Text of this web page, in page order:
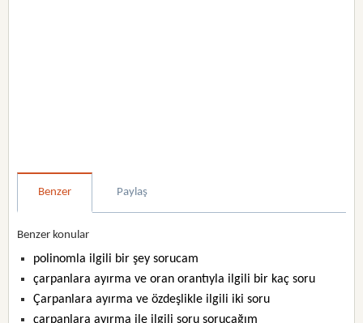
Benzer Paylaş
Benzer konular
polinomla ilgili bir şey sorucam
çarpanlara ayırma ve oran orantıyla ilgili bir kaç soru
Çarpanlara ayırma ve özdeşlikle ilgili iki soru
çarpanlara ayırma ile ilgili soru sorucağım